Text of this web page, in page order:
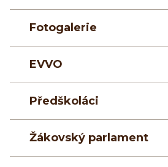
Fotogalerie
EVVO
Předškoláci
Žákovský parlament